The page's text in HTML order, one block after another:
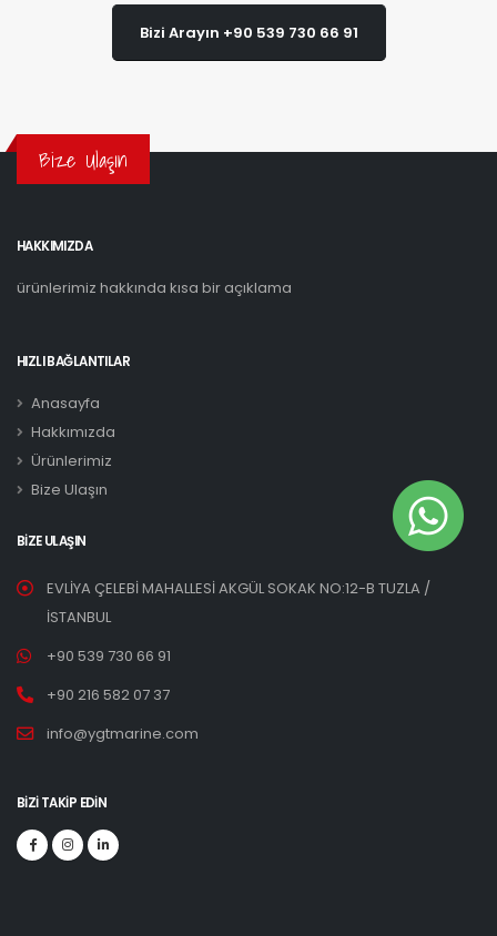
Bizi Arayın +90 539 730 66 91
Bize Ulaşın
HAKKIMIZDA
ürünlerimiz hakkında kısa bir açıklama
HIZLI BAĞLANTILAR
Anasayfa
Hakkımızda
Ürünlerimiz
Bize Ulaşın
BIZE ULAŞIN
EVLİYA ÇELEBİ MAHALLESİ AKGÜL SOKAK NO:12-B TUZLA /
İSTANBUL
+90 539 730 66 91
+90 216 582 07 37
info@ygtmarine.com
BIZI TAKIP EDIN